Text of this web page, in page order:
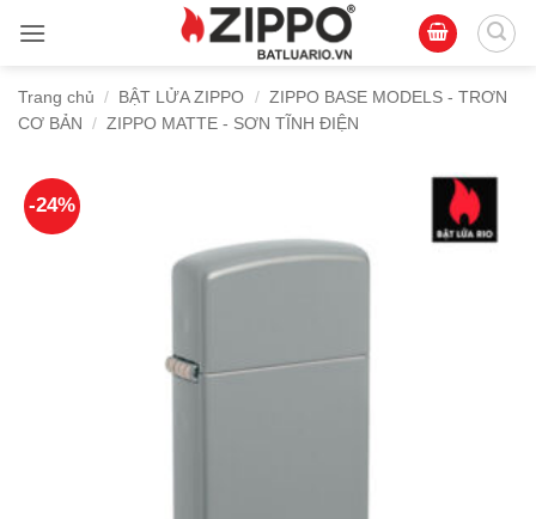
qua
dungTrang chủ / BẬT LỬA ZIPPO / ZIPPO BASE MODELS - TRƠN
CƠ BẢN / ZIPPO MATTE - SƠN TĨNH ĐIỆN
-24%